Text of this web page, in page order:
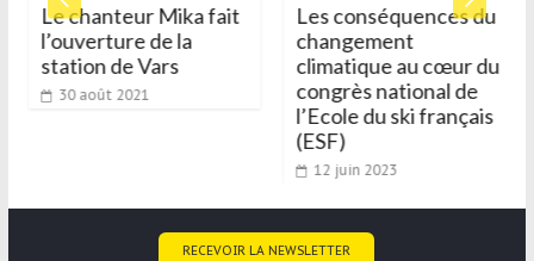
Le chanteur Mika fait
l’ouverture de la
station de Vars
30 août 2021
Les conséquences du
changement
climatique au cœur du
congrès national de
l’Ecole du ski français
(ESF)
12 juin 2023
RECEVOIR LA NEWSLETTER